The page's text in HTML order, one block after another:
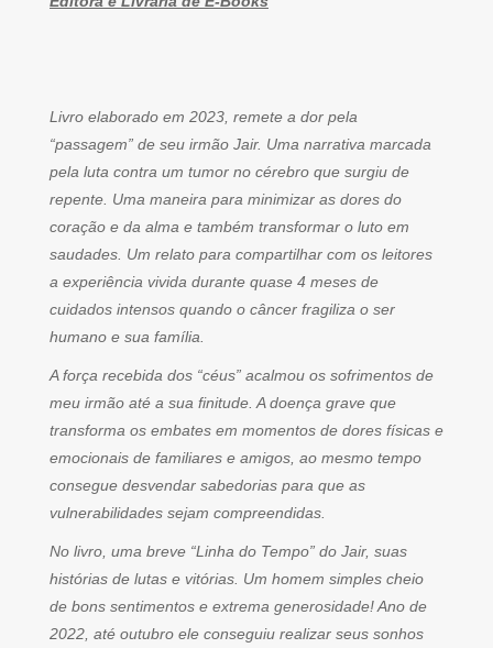
Livro elaborado em 2023, remete a dor pela
“passagem” de seu irmão Jair. Uma narrativa marcada
pela luta contra um tumor no cérebro que surgiu de
repente. Uma maneira para minimizar as dores do
coração e da alma e também transformar o luto em
saudades. Um relato para compartilhar com os leitores
a experiência vivida durante quase 4 meses de
cuidados intensos quando o câncer fragiliza o ser
humano e sua família.
A força recebida dos “céus” acalmou os sofrimentos de
meu irmão até a sua finitude. A doença grave que
transforma os embates em momentos de dores físicas e
emocionais de familiares e amigos, ao mesmo tempo
consegue desvendar sabedorias para que as
vulnerabilidades sejam compreendidas.
No livro, uma breve “Linha do Tempo” do Jair, suas
histórias de lutas e vitórias. Um homem simples cheio
de bons sentimentos e extrema generosidade! Ano de
2022, até outubro ele conseguiu realizar seus sonhos